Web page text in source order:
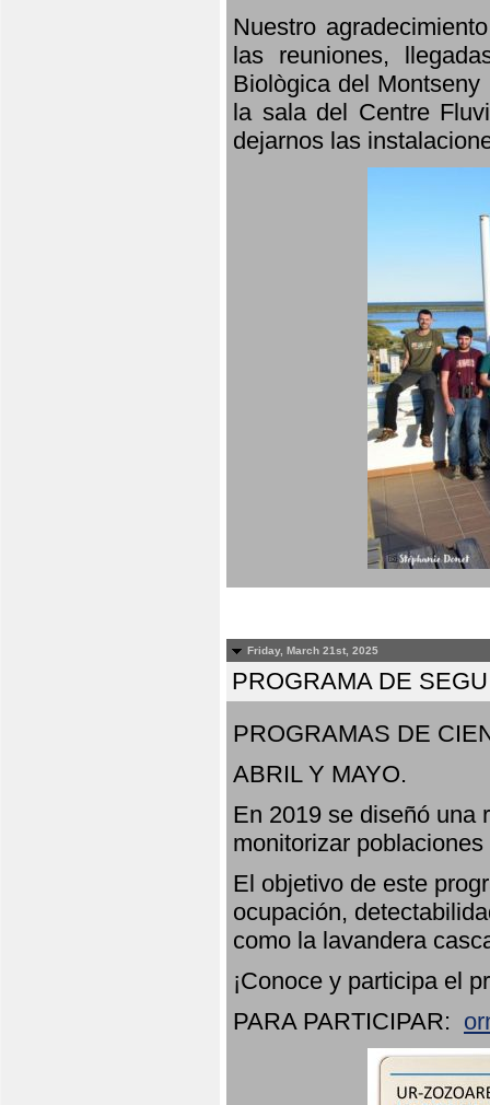
Nuestro
las reuniones,
Biològica del
la sala del Centre
dejarnos las
Friday, March 21st, 2025
PROGRAMA DE
PROGRAMAS DE
ABRIL Y MAYO.
En 2019 se diseñó una
monitorizar
El objetivo de este
ocupación,
como la lavandera
¡Conoce y participa el
PARA PARTICIPAR: